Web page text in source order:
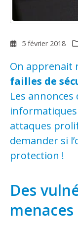
5 février 2018
On apprenait
failles de
Les annonces
attaques
demander si
protection !
Des
menaces